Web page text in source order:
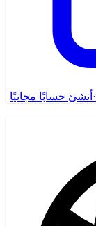
· أنشئ حسابًا مجانيًا